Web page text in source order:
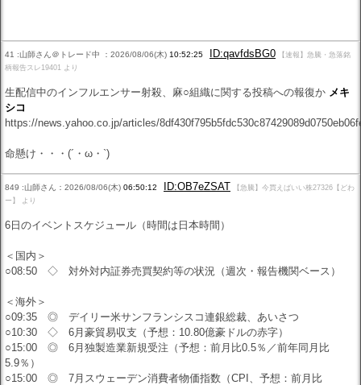
41 :山師さん＠トレード中 ：2026/08/06(木) 10:52:25 ID:qavfdsBG0
【速報】急騰・急落銘
柄報告スレ19401 より
生配信中のインフルエンサー射殺、麻○組織に関する投稿への報復か メキ
シコ
https://news.yahoo.co.jp/articles/
命懸け・・・(´・ω・`)
849 :山師さん：2026/08/06(木) 06:50:12 ID:OB7eZSAT
【急騰】今買えばいい株27326【どわ
ー】 より
6日のイベントスケジュール（時間は日本時間）
＜国内＞
○08:50 ◇ 対外対内証券売買契約等の状況（週次・報告機関ベース）
＜海外＞
○09:35 ◎ デイリー米サンフランシスコ連銀総裁、あいさつ
○10:30 ◇ 6月豪貿易収支（予想：10.80億豪ドルの赤字）
○15:00 ◎ 6月独製造業新規受注（予想：前月比0.5％／前年同月比
5.9％）
○15:00 ◎ 7月スウェーデン消費者物価指数（CPI、予想：前月比